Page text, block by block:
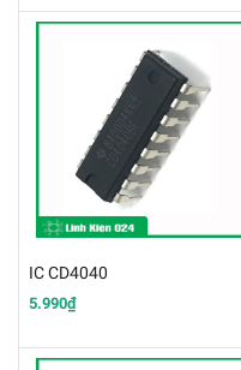
IC CD4040
5.990₫